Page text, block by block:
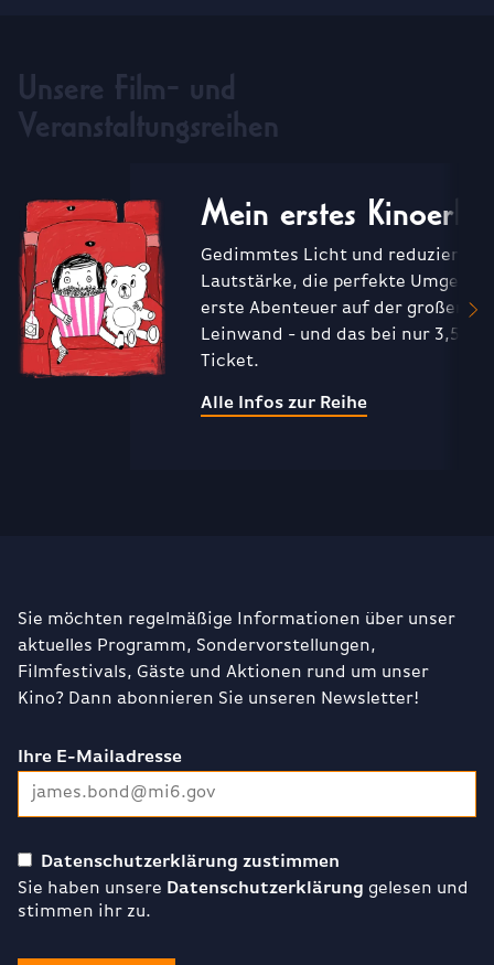
Unsere Film- und
Veranstaltungsreihen
Mein erstes
Gedimmtes Licht und reduzierte
Lautstärke, die perfekte
erste Abenteuer auf der großen
Leinwand - und das bei nur 3,50€
Ticket.
Alle Infos zur Reihe
Sie möchten regelmäßige Informationen über unser
aktuelles Programm, Sondervorstellungen,
Filmfestivals, Gäste und Aktionen rund um unser
Kino? Dann abonnieren Sie unseren Newsletter!
Ihre E-Mailadresse
Datenschutzerklärung zustimmen
Sie haben unsere Datenschutzerklärung gelesen und
stimmen ihr zu.